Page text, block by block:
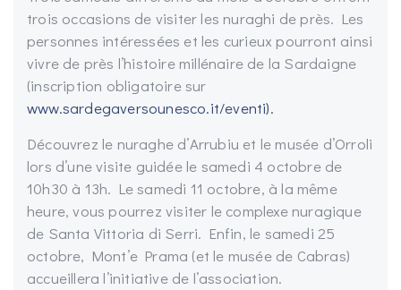
trois occasions de visiter les nuraghi de près. Les
personnes intéressées et les curieux pourront ainsi
vivre de près l’histoire millénaire de la Sardaigne
(inscription obligatoire sur
www.sardegaversounesco.it/eventi).
Découvrez le nuraghe d’Arrubiu et le musée d’Orroli
lors d’une visite guidée le samedi 4 octobre de
10h30 à 13h. Le samedi 11 octobre, à la même
heure, vous pourrez visiter le complexe nuragique
de Santa Vittoria di Serri. Enfin, le samedi 25
octobre, Mont’e Prama (et le musée de Cabras)
accueillera l’initiative de l’association.